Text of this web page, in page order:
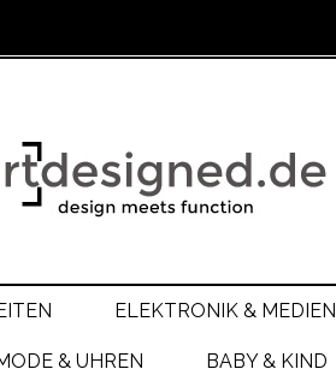
ELEKTRONIK & MEDIEN
& UHREN BABY & KIND